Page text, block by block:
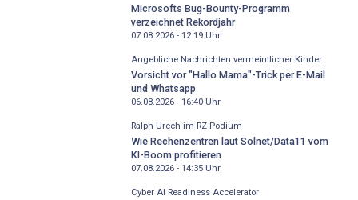
Microsofts Bug-Bounty-Programm
verzeichnet Rekordjahr
07.08.2026 - 12:19Uhr
Angebliche Nachrichten vermeintlicher Kinder
Vorsicht vor "Hallo Mama"-Trick per E-Mail
und Whatsapp
06.08.2026 - 16:40Uhr
Ralph Urech im RZ-Podium
Wie Rechenzentren laut Solnet/Data11 vom
KI-Boom profitieren
07.08.2026 - 14:35Uhr
Cyber AI Readiness Accelerator